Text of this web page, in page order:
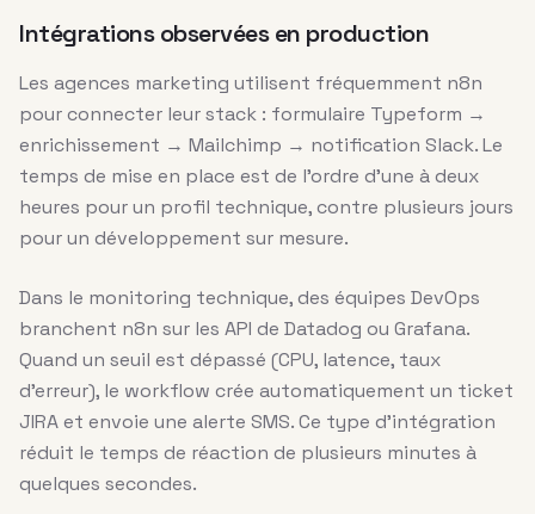
Intégrations observées en production
Les agences marketing utilisent fréquemment n8n
pour connecter leur stack : formulaire Typeform →
enrichissement → Mailchimp → notification Slack. Le
temps de mise en place est de l’ordre d’une à deux
heures pour un profil technique, contre plusieurs jours
pour un développement sur mesure.
Dans le monitoring technique, des équipes DevOps
branchent n8n sur les API de Datadog ou Grafana.
Quand un seuil est dépassé (CPU, latence, taux
d’erreur), le workflow crée automatiquement un ticket
JIRA et envoie une alerte SMS. Ce type d’intégration
réduit le temps de réaction de plusieurs minutes à
quelques secondes.